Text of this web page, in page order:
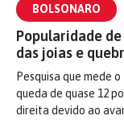
BOLSONARO
Popularidade
das joias e
Pesquisa que mede
queda de quase 12
direita devido ao